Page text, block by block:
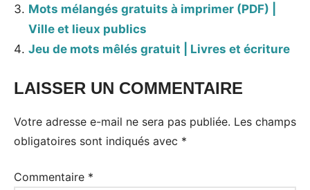
Mots mélangés gratuits à imprimer (PDF) |
Ville et lieux publics
Jeu de mots mêlés gratuit | Livres et écriture
LAISSER UN COMMENTAIRE
Votre adresse e-mail ne sera pas publiée. Les champs
obligatoires sont indiqués avec *
Commentaire *